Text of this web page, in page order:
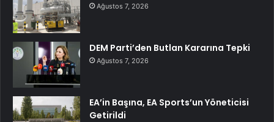
Ağustos 7, 2026
DEM Parti’den Butlan Kararına Tepki
Ağustos 7, 2026
EA’in Başına, EA Sports’un Yöneticisi
Getirildi